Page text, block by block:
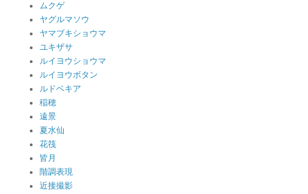
ムクゲ
ヤグルマソウ
ヤマブキショウマ
ユキザサ
ルイヨウショウマ
ルイヨウボタン
ルドベキア
稲穂
遠景
夏水仙
花筏
皆月
階調表現
近接撮影